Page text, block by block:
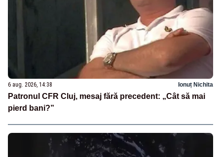
6 aug. 2026, 14:38 Ionuț Nichita
Patronul CFR Cluj, mesaj fără precedent: „Cât să mai
pierd bani?”